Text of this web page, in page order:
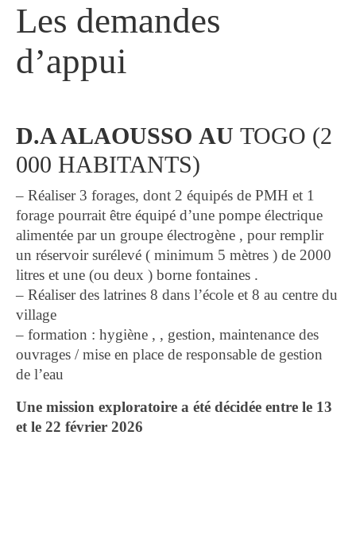
Les demandes
d’appui
D.A ALAOUSSO AU TOGO (2
000 HABITANTS)
– Réaliser 3 forages, dont 2 équipés de PMH et 1
forage pourrait être équipé d’une pompe électrique
alimentée par un groupe électrogène , pour remplir
un réservoir surélevé ( minimum 5 mètres ) de 2000
litres et une (ou deux ) borne fontaines .
– Réaliser des latrines 8 dans l’école et 8 au centre du
village
– formation : hygiène , , gestion, maintenance des
ouvrages / mise en place de responsable de gestion
de l’eau
Une mission exploratoire a été décidée entre le 13
et le 22 février 2026